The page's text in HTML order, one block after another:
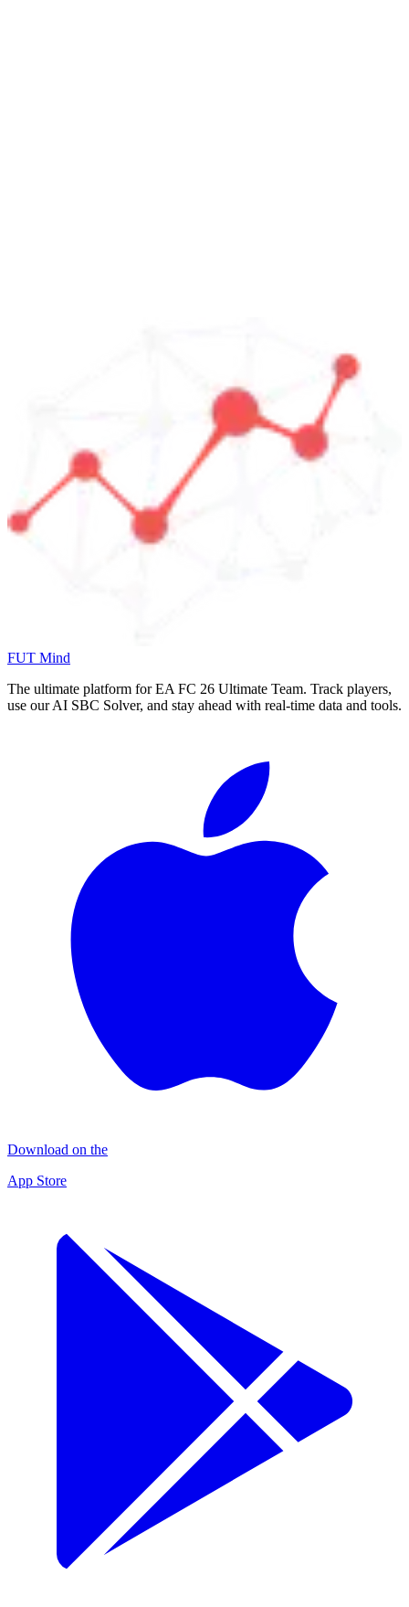
FUT Mind
The ultimate platform for EA FC 26 Ultimate Team. Track players,
use our AI SBC Solver, and stay ahead with real-time data and tools.
Download on the
App Store